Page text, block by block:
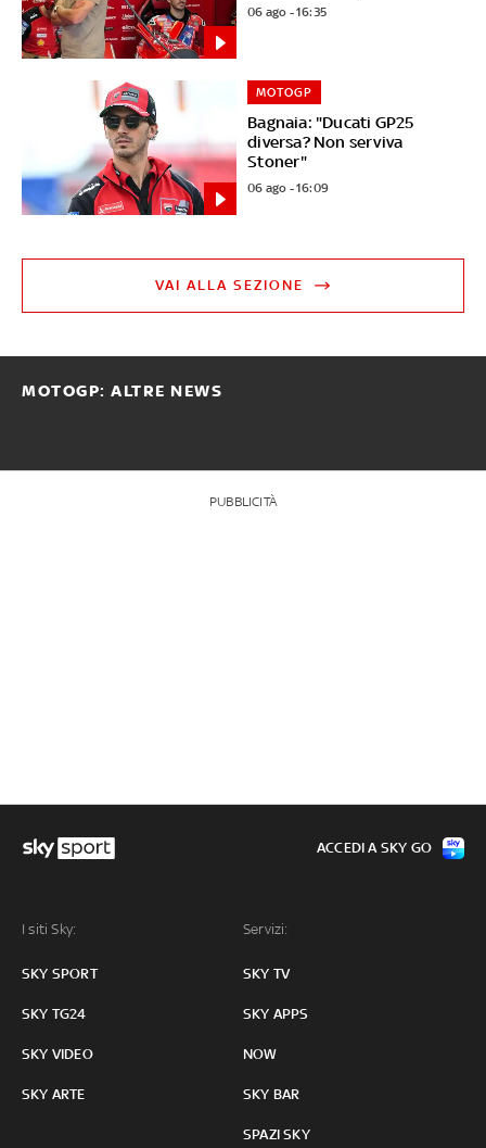
06 ago - 16:35
Bagnaia: "Ducati GP25
diversa? Non serviva
Stoner"
MOTOGP
06 ago - 16:09
VAI ALLA SEZIONE
MOTOGP: ALTRE NEWS
PUBBLICITÀ
I siti Sky:
SKY SPORT
SKY TG24
SKY VIDEO
SKY ARTE
Servizi:
SKY TV
SKY APPS
NOW
SKY BAR
SPAZI SKY
ACCEDI A SKY GO